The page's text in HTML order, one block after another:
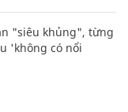
"siêu khủng", từng
'không có nổi